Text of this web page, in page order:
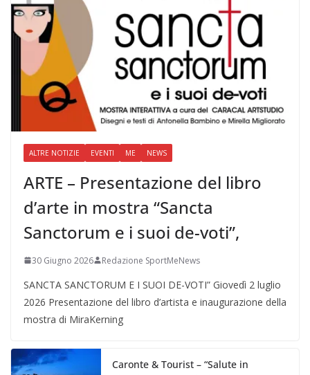
ALTRE NOTIZIE EVENTI ME NEWS
ARTE – Presentazione del libro
d’arte in mostra “Sancta
Sanctorum e i suoi de-voti”,
30 Giugno 2026 Redazione SportMeNews
SANCTA SANCTORUM E I SUOI DE-VOTI” Giovedì 2 luglio
2026 Presentazione del libro d’artista e inaugurazione della
mostra di MiraKerning
Caronte & Tourist – “Salute in